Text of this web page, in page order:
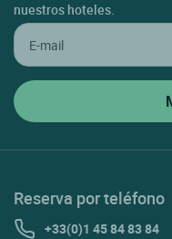
nuestros hoteles.
Reserva por teléfono
+33(0)1 45 84 83 84